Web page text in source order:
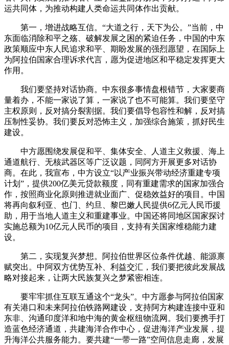
运共同体，为推动构建人类命运共同体作出贡献。
第一，增进战略互信。“大道之行，天下为公。”当前，中
东面临消除和平之殇、破解发展之困的紧迫任务，中国的中东
政策顺应中东人民追求和平、期盼发展的强烈愿望，在国际上
为阿拉伯国家合理诉求代言，愿为促进地区和平稳定发挥更大
作用。
我们要坚持对话协商。中东很多事情盘根错节，大家要商
量着办，不能一家说了算，一家说了也不可能算。我们要坚守
主权原则，反对搞分裂割据。我们要倡导包容性和解，反对搞
压制性妥协。我们要反对恐怖主义，加强综合施策，抓好民生
建设。
中方愿围绕发展促和平、集体安全、人道主义救援、海上
通道航行、无核武器区等广泛议题，同阿方开展更多对话协
商。在此，我宣布，中方设立“以产业振兴带动经济重建专项
计划”，提供200亿美元贷款额度，同有重建需求的国家加强合
作，按照商业化原则推进就业面广、促稳效益好的项目。中国
将再向叙利亚、也门、约旦、黎巴嫩人民提供6亿元人民币援
助，用于当地人道主义和重建事业。中国还将同地区国家探讨
实施总额为10亿元人民币的项目，支持有关国家维稳能力建
设。
第二，实现复兴梦想。阿拉伯世界区位条件优越、能源禀
赋突出。中阿双方优势互补、利益交汇，我们要把彼此发展战
略对接起来，让两大民族复兴之梦紧密相连。
要牢牢抓住互联互通这个“龙头”。中方愿参与阿拉伯国家
有关港口和未来阿拉伯铁路网建设，支持阿方构建连接中亚和
东非、沟通印度洋和地中海的黄金枢纽物流网。我们要携手打
造蓝色经济通道，共建海洋合作中心，促进海洋产业发展，提
升海洋公共服务能力。要共建“一带一路”空间信息走廊，发展